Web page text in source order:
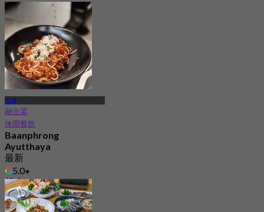
起฿ 422.5
大城
融合菜
休閒餐飲
Baanphrong
Ayutthaya
最新
5.0
起฿ 562.5